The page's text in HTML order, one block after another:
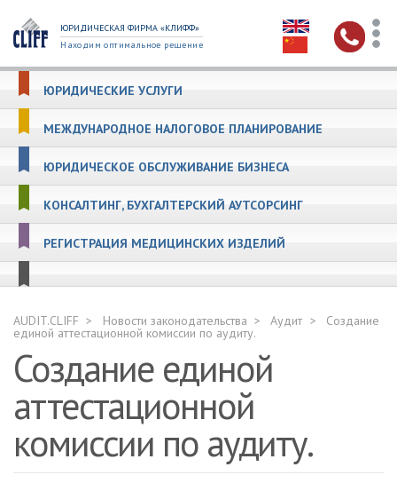
ЮРИДИЧЕСКАЯ ФИРМА «КЛИФФ»
Находим оптимальное решение
ЮРИДИЧЕСКИЕ УСЛУГИ
МЕЖДУНАРОДНОЕ НАЛОГОВОЕ ПЛАНИРОВАНИЕ
ЮРИДИЧЕСКОЕ ОБСЛУЖИВАНИЕ БИЗНЕСА
КОНСАЛТИНГ, БУХГАЛТЕРСКИЙ АУТСОРСИНГ
РЕГИСТРАЦИЯ МЕДИЦИНСКИХ ИЗДЕЛИЙ
AUDIT.CLIFF Новости законодательства Аудит Создание
единой аттестационной комиссии по аудиту.
Создание единой
аттестационной
комиссии по аудиту.